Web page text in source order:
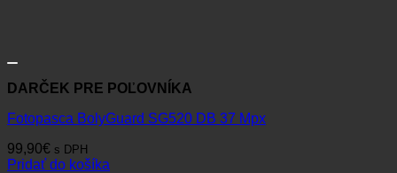
DARČEK PRE POĽOVNÍKA
Fotopasca BolyGuard SG520 DB 37 Mpx
99,90€ s DPH
Pridať do košíka